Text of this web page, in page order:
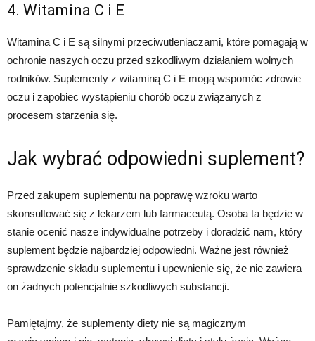
4. Witamina C i E
Witamina C i E są silnymi przeciwutleniaczami, które pomagają w
ochronie naszych oczu przed szkodliwym działaniem wolnych
rodników. Suplementy z witaminą C i E mogą wspomóc zdrowie
oczu i zapobiec wystąpieniu chorób oczu związanych z
procesem starzenia się.
Jak wybrać odpowiedni suplement?
Przed zakupem suplementu na poprawę wzroku warto
skonsultować się z lekarzem lub farmaceutą. Osoba ta będzie w
stanie ocenić nasze indywidualne potrzeby i doradzić nam, który
suplement będzie najbardziej odpowiedni. Ważne jest również
sprawdzenie składu suplementu i upewnienie się, że nie zawiera
on żadnych potencjalnie szkodliwych substancji.
Pamiętajmy, że suplementy diety nie są magicznym